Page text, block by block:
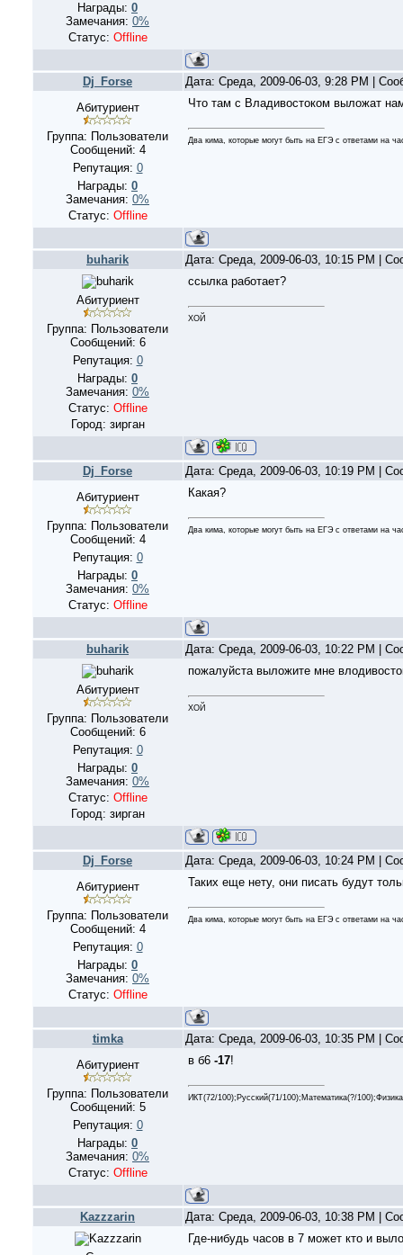
Награды: 0
Замечания: 0%
Статус: Offline
Dj_Forse
Дата: Среда, 2009-06-03, 9:28 PM |
Абитуриент
Группа: Пользователи
Сообщений: 4
Репутация: 0
Награды: 0
Замечания: 0%
Статус: Offline
Что там с Владивостоком выложат
Два кима, которые могут быть на ЕГЭ с ответами на
buharik Дата: Среда, 2009-06-03, 10:15 PM |
Абитуриент
Группа: Пользователи
Сообщений: 6
Репутация: 0
Награды: 0
Замечания: 0%
Статус: Offline
Город: зирган
ссылка работает?
ХОЙ
Dj_Forse
Дата: Среда, 2009-06-03, 10:19 PM |
Абитуриент
Группа: Пользователи
Сообщений: 4
Репутация: 0
Награды: 0
Замечания: 0%
Статус: Offline
Какая?
Два кима, которые могут быть на ЕГЭ с ответами на
buharik Дата: Среда, 2009-06-03, 10:22 PM |
Абитуриент
Группа: Пользователи
Сообщений: 6
Репутация: 0
Награды: 0
Замечания: 0%
Статус: Offline
Город: зирган
пожалуйста выложите мне
ХОЙ
Dj_Forse
Дата: Среда, 2009-06-03, 10:24 PM |
Абитуриент
Группа: Пользователи
Сообщений: 4
Репутация: 0
Награды: 0
Замечания: 0%
Статус: Offline
Таких еще нету, они писать будут
Два кима, которые могут быть на ЕГЭ с ответами на
timka
Дата: Среда, 2009-06-03, 10:35 PM |
Абитуриент
Группа: Пользователи
Сообщений: 5
Репутация: 0
Награды: 0
Замечания: 0%
Статус: Offline
в б6 -17!
ИКТ(72/100);Русский(71/100);Математика(?/
Kazzzarin Дата: Среда, 2009-06-03, 10:38 PM |
Где-нибудь часов в 7 может кто и